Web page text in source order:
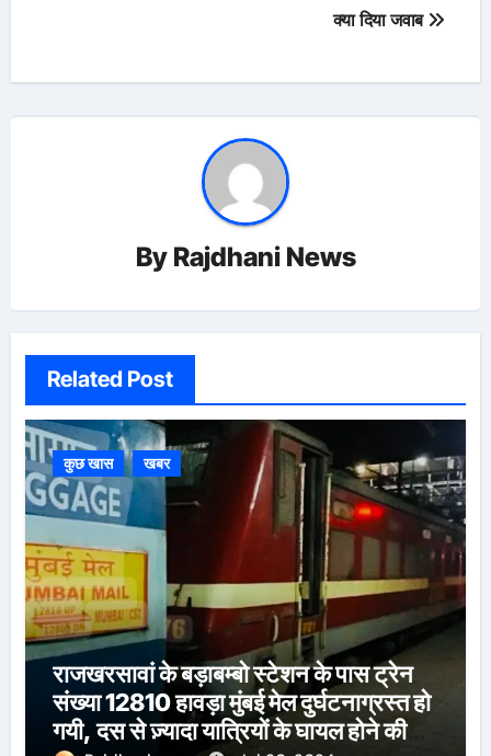
क्या दिया जवाब
By Rajdhani News
Related Post
कुछ खास खबर
राजखरसावां के बड़ाबम्बो स्टेशन के पास ट्रेन
संख्या 12810 हावड़ा मुंबई मेल दुर्घटनाग्रस्त हो
गयी, दस से ज़्यादा यात्रियों के घायल होने की